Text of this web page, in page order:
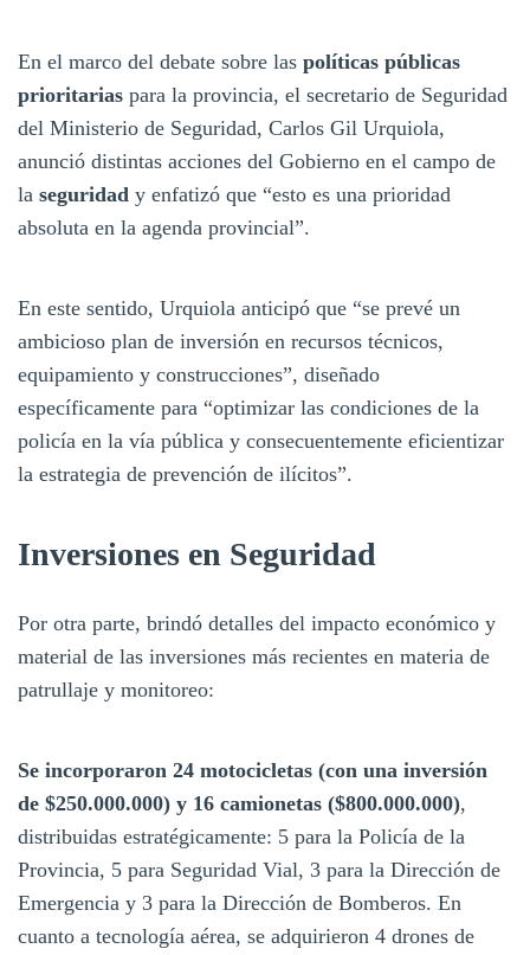
En el marco del debate sobre las políticas públicas
prioritarias para la provincia, el secretario de Seguridad
del Ministerio de Seguridad, Carlos Gil Urquiola,
anunció distintas acciones del Gobierno en el campo de
la seguridad y enfatizó que “esto es una prioridad
absoluta en la agenda provincial”.
En este sentido, Urquiola anticipó que “se prevé un
ambicioso plan de inversión en recursos técnicos,
equipamiento y construcciones”, diseñado
específicamente para “optimizar las condiciones de la
policía en la vía pública y consecuentemente eficientizar
la estrategia de prevención de ilícitos”.
Inversiones en Seguridad
Por otra parte, brindó detalles del impacto económico y
material de las inversiones más recientes en materia de
patrullaje y monitoreo:
Se incorporaron 24 motocicletas (con una inversión
de $250.000.000) y 16 camionetas ($800.000.000),
distribuidas estratégicamente: 5 para la Policía de la
Provincia, 5 para Seguridad Vial, 3 para la Dirección de
Emergencia y 3 para la Dirección de Bomberos. En
cuanto a tecnología aérea, se adquirieron 4 drones de